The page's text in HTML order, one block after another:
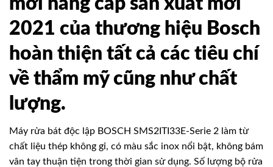
2021 của thương hiệu Bosch
hoàn thiện tất cả các tiêu chí
về thẩm mỹ cũng như chất
lượng.
Máy rửa bát độc lập BOSCH SMS2ITI33E-Serie 2 làm từ
chất liệu thép không gỉ, có màu sắc inox nổi bật, không bám
vân tay thuận tiện trong thời gian sử dụng. Số lượng bộ rửa